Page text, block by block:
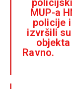
MUP-a
policije
izvršili